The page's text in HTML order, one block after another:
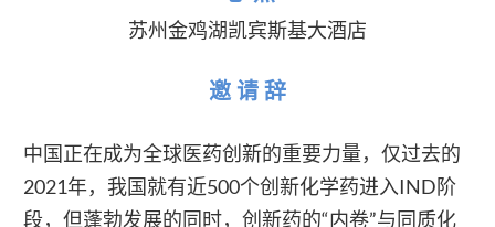
苏州金鸡湖凯宾斯基大酒店
邀 请 辞
中国正在成为全球医药创新的重要力量，仅过去的
2021年，我国就有近500个创新化学药进入IND阶
段，但蓬勃发展的同时，创新药的“内卷”与同质化